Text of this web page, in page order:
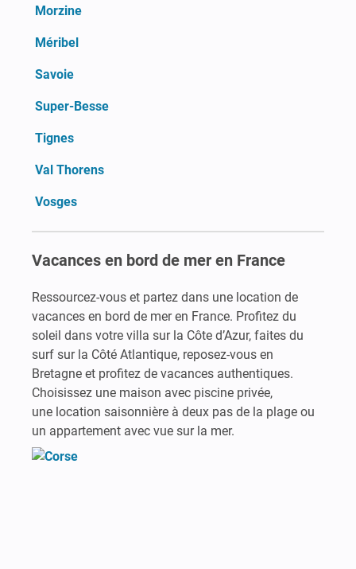
Morzine
Méribel
Savoie
Super-Besse
Tignes
Val Thorens
Vosges
Vacances en bord de mer en France
Ressourcez-vous et partez dans une location de
vacances en bord de mer en France. Profitez du
soleil dans votre villa sur la Côte d’Azur, faites du
surf sur la Côté Atlantique, reposez-vous en
Bretagne et profitez de vacances authentiques.
Choisissez une maison avec piscine privée,
une location saisonnière à deux pas de la plage ou
un appartement avec vue sur la mer.